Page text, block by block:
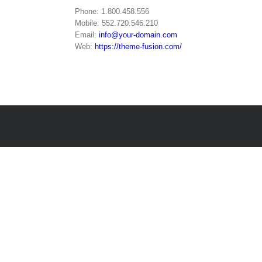
Phone: 1.800.458.556
Mobile: 552.720.546.210
Email:info@your-domain.com
Web: https://theme-fusion.com/